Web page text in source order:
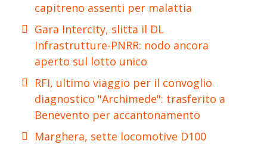
capitreno assenti per malattia
Gara Intercity, slitta il DL
Infrastrutture-PNRR: nodo ancora
aperto sul lotto unico
RFI, ultimo viaggio per il convoglio
diagnostico "Archimede": trasferito a
Benevento per accantonamento
Marghera, sette locomotive D100